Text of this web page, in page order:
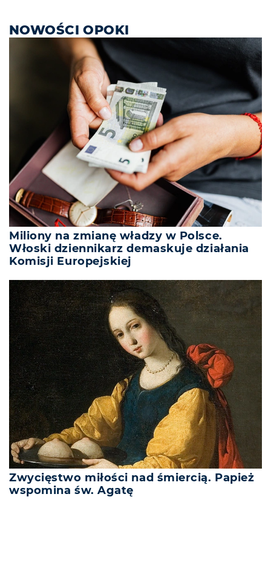
NOWOŚCI OPOKI
Miliony na zmianę władzy w Polsce.
Włoski dziennikarz demaskuje działania
Komisji Europejskiej
Zwycięstwo miłości nad śmiercią. Papież
wspomina św. Agatę